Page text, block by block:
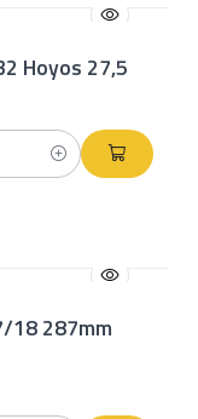
Hoyos 27,5
18 287mm